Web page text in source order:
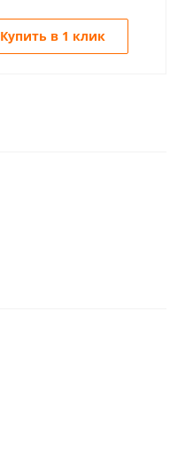
Купить в 1 клик